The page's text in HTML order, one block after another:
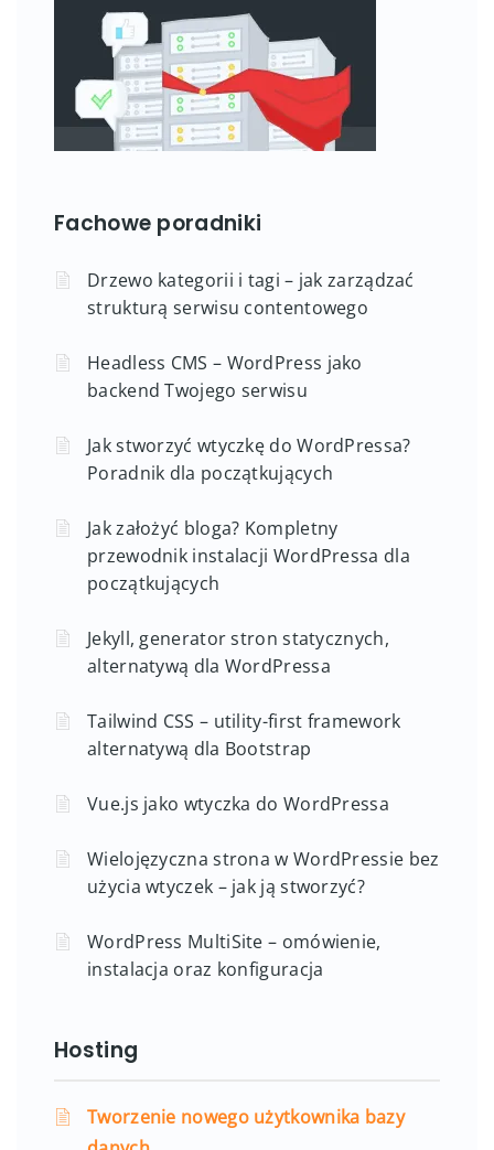
Fachowe poradniki
Drzewo kategorii i tagi – jak zarządzać
strukturą serwisu contentowego
Headless CMS – WordPress jako
backend Twojego serwisu
Jak stworzyć wtyczkę do WordPressa?
Poradnik dla początkujących
Jak założyć bloga? Kompletny
przewodnik instalacji WordPressa dla
początkujących
Jekyll, generator stron statycznych,
alternatywą dla WordPressa
Tailwind CSS – utility-first framework
alternatywą dla Bootstrap
Vue.js jako wtyczka do WordPressa
Wielojęzyczna strona w WordPressie bez
użycia wtyczek – jak ją stworzyć?
WordPress MultiSite – omówienie,
instalacja oraz konfiguracja
Hosting
Tworzenie nowego użytkownika bazy